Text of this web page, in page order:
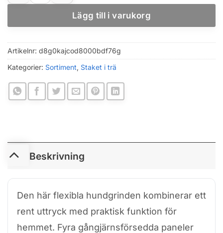
Lägg till i varukorg
Artikelnr: d8g0kajcod8000bdf76g
Kategorier: Sortiment Staket i trä
Beskrivning
Den här flexibla hundgrinden kombinerar ett
rent uttryck med praktisk funktion för
hemmet. Fyra gångjärnsförsedda paneler